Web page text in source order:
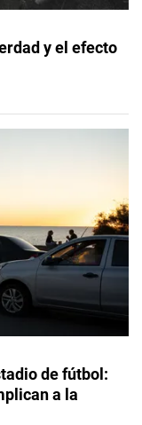
y el efecto
de fútbol:
a la